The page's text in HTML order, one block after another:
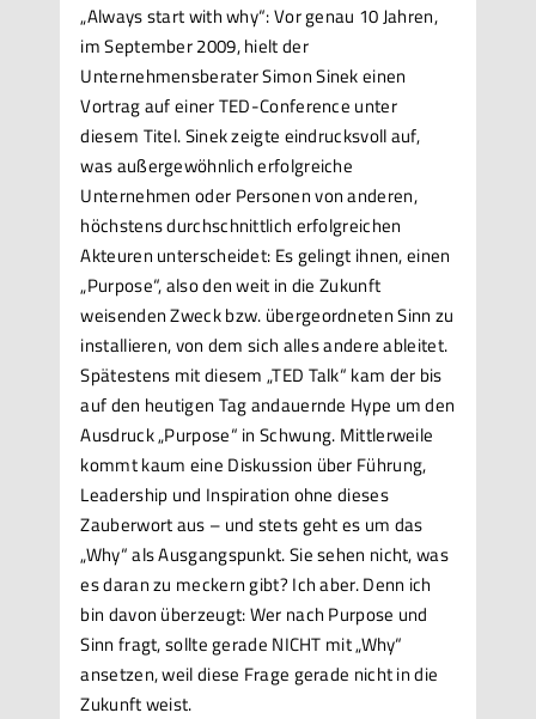
„Always start with why“: Vor genau 10 Jahren,
im September 2009, hielt der
Unternehmensberater Simon Sinek einen
Vortrag auf einer TED-Conference unter
diesem Titel. Sinek zeigte eindrucksvoll auf,
was außergewöhnlich erfolgreiche
Unternehmen oder Personen von anderen,
höchstens durchschnittlich erfolgreichen
Akteuren unterscheidet: Es gelingt ihnen, einen
„Purpose“, also den weit in die Zukunft
weisenden Zweck bzw. übergeordneten Sinn zu
installieren, von dem sich alles andere ableitet.
Spätestens mit diesem „TED Talk“ kam der bis
auf den heutigen Tag andauernde Hype um den
Ausdruck „Purpose“ in Schwung. Mittlerweile
kommt kaum eine Diskussion über Führung,
Leadership und Inspiration ohne dieses
Zauberwort aus – und stets geht es um das
„Why“ als Ausgangspunkt. Sie sehen nicht, was
es daran zu meckern gibt? Ich aber. Denn ich
bin davon überzeugt: Wer nach Purpose und
Sinn fragt, sollte gerade NICHT mit „Why“
ansetzen, weil diese Frage gerade nicht in die
Zukunft weist.